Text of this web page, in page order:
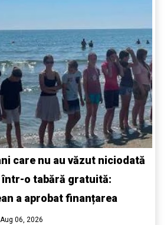
care nu au văzut niciodată
într-o tabără gratuită:
a aprobat finanțarea
Aug 06, 2026